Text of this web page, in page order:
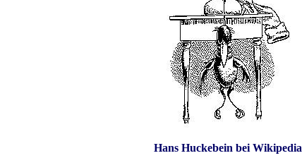
Hans Huckebein bei Wikipedia